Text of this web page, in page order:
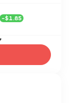
-$1.85